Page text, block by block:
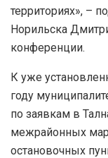
территориях», –
Норильска
конференции.
К уже
году
по заявкам в
межрайонных
остановочных